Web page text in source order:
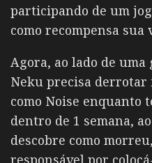
participando de um
como recompensa sua
Agora, ao lado de
Neku precisa derrotar
como Noise enquanto
dentro de 1 semana,
descobre como
responsável por